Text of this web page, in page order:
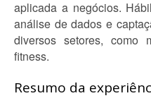
aplicada a negócios.
análise de dados e
diversos setores, como
fitness.
Resumo da